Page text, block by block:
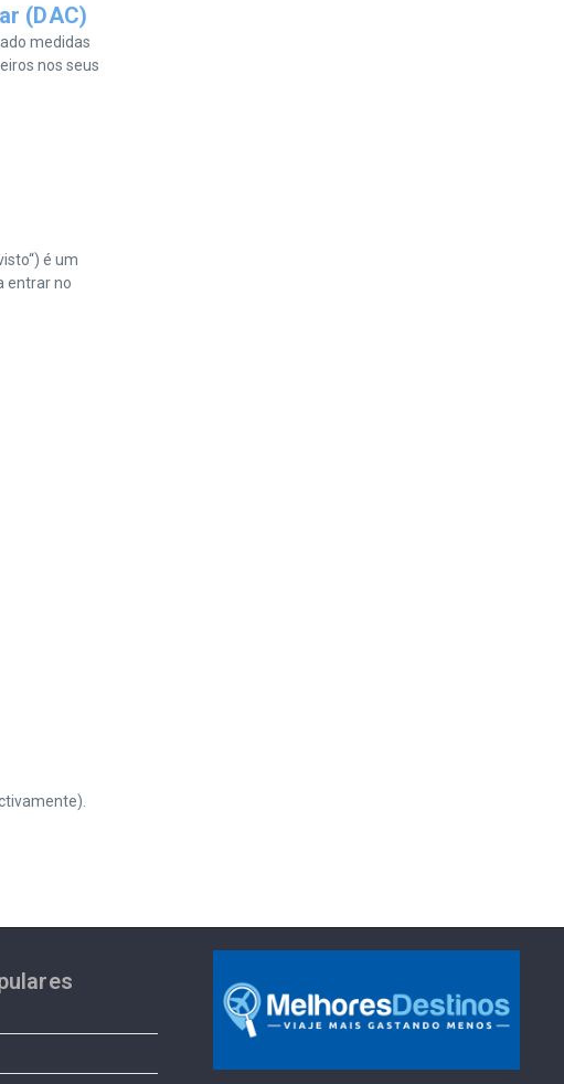
(DAC)
medidas
nos seus
é um
entrar no